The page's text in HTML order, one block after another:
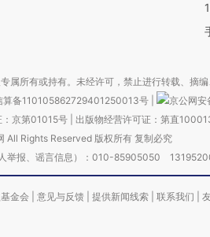
属所有或持有。未经许可，禁止进行转载、摘编
算备110105862729401250013号
京公网
：京第01015号| 出版物经营许可证：第直
All Rights Reserved 版权所有 复制必究
举报、谣言信息）：010-85905050
金会 意见与反馈 提供新闻线索 联系我们